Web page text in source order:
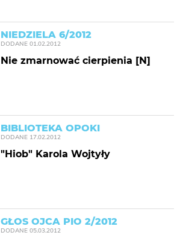
NIEDZIELA 6/2012
DODANE 01.02.2012
Nie zmarnować cierpienia [N]
BIBLIOTEKA OPOKI
DODANE 17.02.2012
"Hiob" Karola Wojtyły
GŁOS OJCA PIO 2/2012
DODANE 05.03.2012